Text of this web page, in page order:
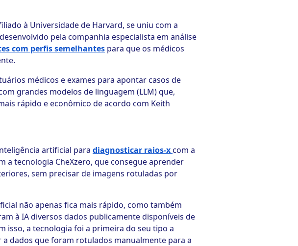
à Universidade de Harvard, se uniu com a
pela companhia especialista em análise
com perfis semelhantes para que os médicos
médicos e exames para apontar casos de
grandes modelos de linguagem (LLM) que,
rápido e econômico de acordo com Keith
artificial para diagnosticar raios-xcom a
a tecnologia CheXzero, que consegue aprender
sem precisar de imagens rotuladas por
não apenas fica mais rápido, como também
à IA diversos dados publicamente disponíveis de
isso, a tecnologia foi a primeira do seu tipo a
dados que foram rotulados manualmente para a